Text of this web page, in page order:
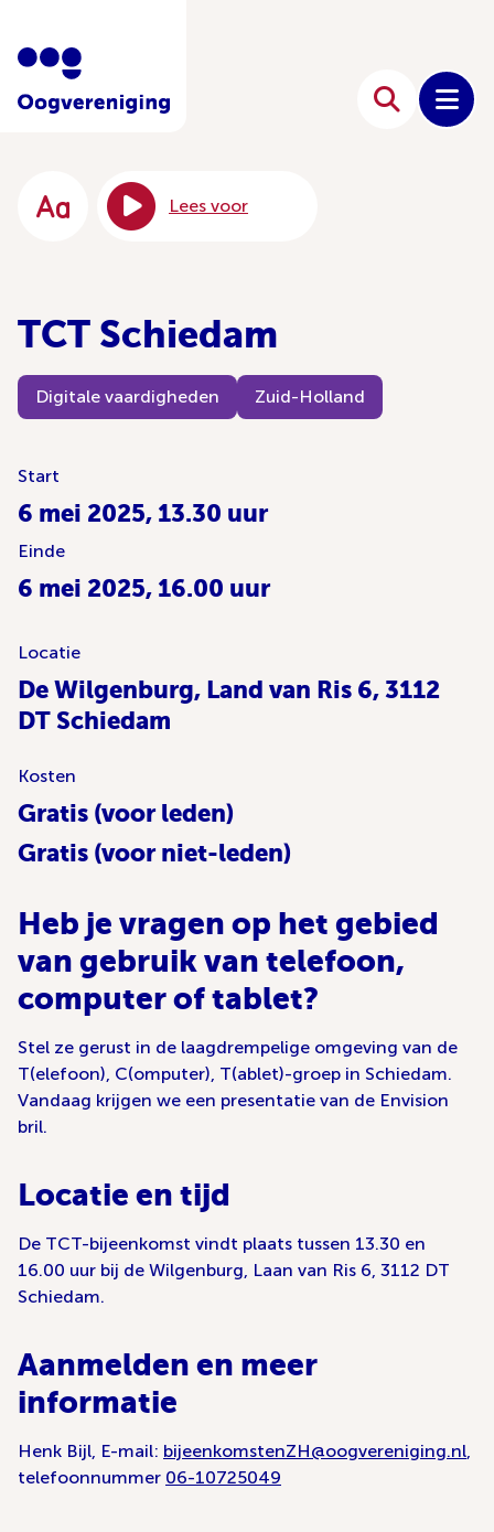
Lees voor
TCT Schiedam
Digitale vaardigheden Zuid-Holland
Start
6 mei 2025, 13.30 uur
Einde
6 mei 2025, 16.00 uur
Locatie
De Wilgenburg, Land van Ris 6, 3112
DT Schiedam
Kosten
Gratis (voor leden)
Gratis (voor niet-leden)
Heb je vragen op het gebied
van gebruik van telefoon,
computer of tablet?
Stel ze gerust in de laagdrempelige omgeving van de
T(elefoon), C(omputer), T(ablet)-groep in Schiedam.
Vandaag krijgen we een presentatie van de Envision
bril.
Locatie en tijd
De TCT-bijeenkomst vindt plaats tussen 13.30 en
16.00 uur bij de Wilgenburg, Laan van Ris 6, 3112 DT
Schiedam.
Aanmelden en meer
informatie
Henk Bijl, E-mail: bijeenkomstenZH@oogvereniging.nl,
telefoonnummer 06-10725049